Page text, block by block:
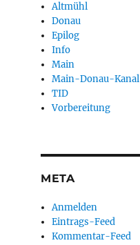
Altmühl
Donau
Epilog
Info
Main
Main-Donau-Kanal
TID
Vorbereitung
META
Anmelden
Eintrags-Feed
Kommentar-Feed